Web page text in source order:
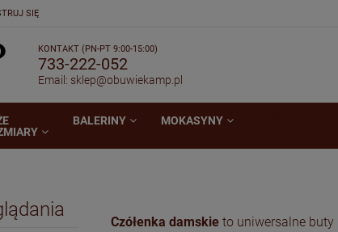
SIĘ
KONTAKT (PN-PT 9:00-15:00)
733-222-052
Email: sklep@obuwiekamp.pl
BALERINY MOKASYNY
Czółenka damskie to uniwersalne buty